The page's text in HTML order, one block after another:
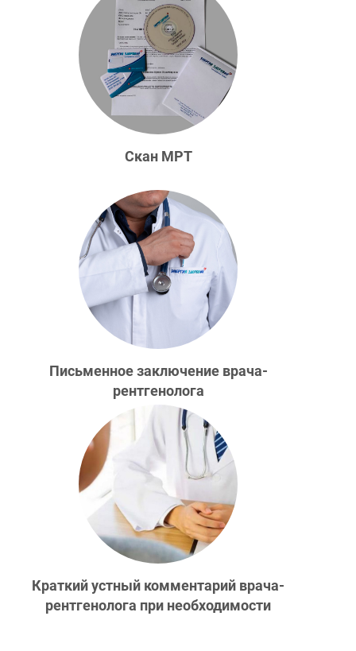
Скан МРТ
Письменное заключение врача-
рентгенолога
Краткий устный комментарий врача-
рентгенолога при необходимости